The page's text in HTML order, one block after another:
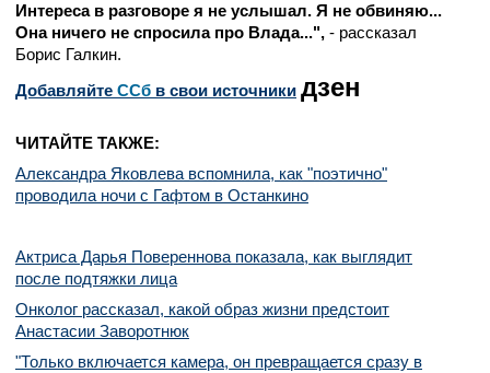
Интереса в разговоре я не услышал. Я не обвиняю...
Она ничего не спросила про Влада...", - рассказал
Борис Галкин.
Добавляйте CСб в свои источники дзен
ЧИТАЙТЕ ТАКЖЕ:
Александра Яковлева вспомнила, как "поэтично"
проводила ночи с Гафтом в Останкино
Актриса Дарья Повереннова показала, как выглядит
после подтяжки лица
Онколог рассказал, какой образ жизни предстоит
Анастасии Заворотнюк
"Только включается камера, он превращается сразу в